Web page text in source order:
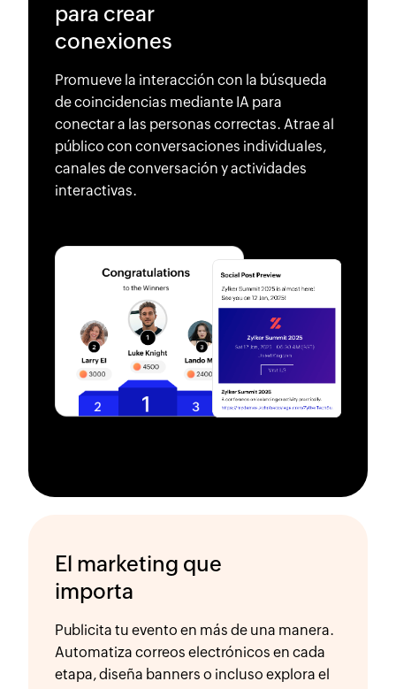
para crear
conexiones
Promueve la interacción con la búsqueda
de coincidencias mediante IA para
conectar a las personas correctas. Atrae al
público con conversaciones individuales,
canales de conversación y actividades
interactivas.
El marketing que
importa
Publicita tu evento en más de una manera.
Automatiza correos electrónicos en cada
etapa, diseña banners o incluso explora el